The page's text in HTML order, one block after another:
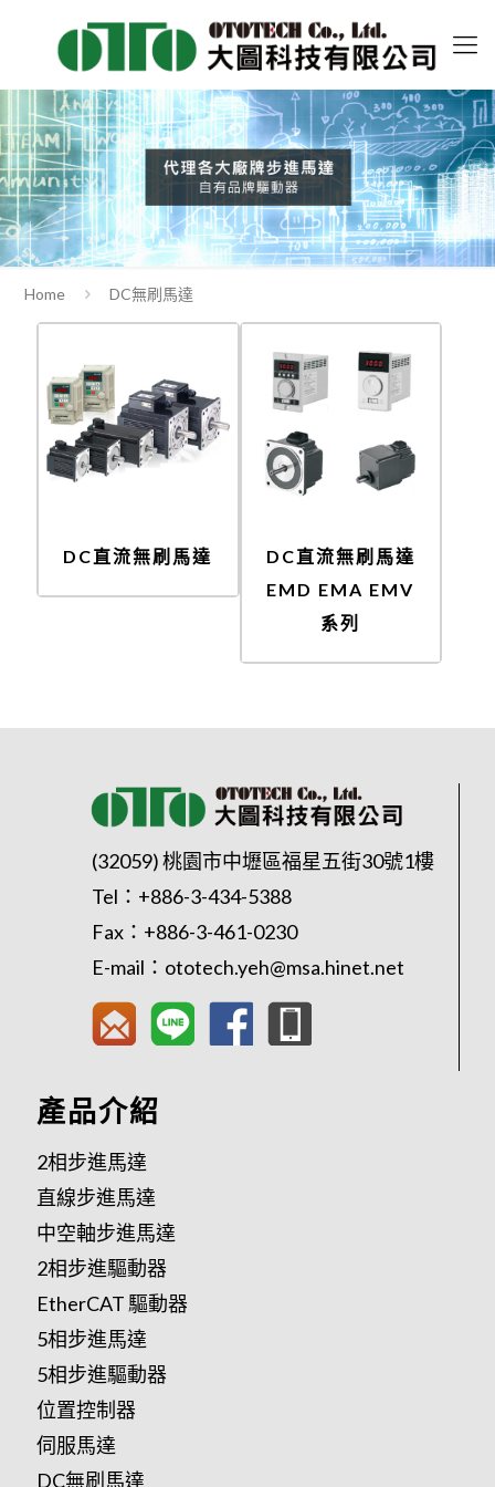
Home DC無刷馬達
DC直流無刷馬達
DC直流無刷馬達
EMD EMA EMV
系列
(32059) 桃園市中壢區福星五街30號1樓
Tel： +886-3-434-5388
Fax：+886-3-461-0230
E-mail： ototech.yeh@msa.hinet.net
產品介紹
2相步進馬達
直線步進馬達
中空軸步進馬達
2相步進驅動器
EtherCAT 驅動器
5相步進馬達
5相步進驅動器
位置控制器
伺服馬達
DC無刷馬達